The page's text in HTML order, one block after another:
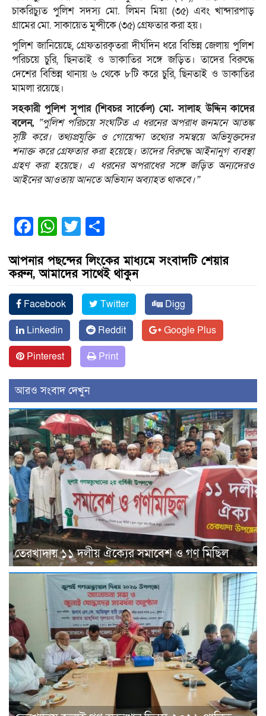
চাকরিচ্যুত পুলিশ সদস্য মো. লিমন মিয়া (৩৫) এবং খান্দারপাড়
গ্রামের মো. সাকায়েত মুন্সীকে (৩৫) গ্রেফতার করা হয়।
পুলিশ জানিয়েছে, গ্রেফতারকৃতরা দীর্ঘদিন ধরে বিভিন্ন জেলায় পুলিশ
পরিচয়ে চুরি, ছিনতাই ও ডাকাতির সঙ্গে জড়িত। তাদের বিরুদ্ধে
দেশের বিভিন্ন থানায় ৬ থেকে ৮টি করে চুরি, ছিনতাই ও ডাকাতির
মামলা রয়েছে।
সহকারী পুলিশ সুপার (শিবচর সার্কেল) মো. সালাহ উদ্দিন কাদের
বলেন, “পুলিশ পরিচয়ে সংঘটিত এ ধরনের অপরাধ জনমনে আতঙ্ক
সৃষ্টি করে। তথ্যপ্রযুক্তি ও গোয়েন্দা তথ্যের সমন্বয়ে অভিযুক্তদের
শনাক্ত করে গ্রেফতার করা হয়েছে। তাদের বিরুদ্ধে আইনানুগ ব্যবস্থা
গ্রহণ করা হয়েছে। এ ধরনের অপরাধের সঙ্গে জড়িত অন্যদেরও
আইনের আওতায় আনতে অভিযান অব্যাহত থাকবে।”
Facebook
WhatsApp
Twitter
আপনার পছন্দের লিংকের মাধ্যমে সংবাদটি শেয়ার
করুন, আমাদের সাথেই থাকুন
Facebook Twitter
Digg
Linkedin
Reddit
Google Plus
Pinterest
Print
আরও সংবাদ দেখুন
তেরখাদায় ১১ দলীয় ঐক্যের সমাবেশ ও গণ মিছিল